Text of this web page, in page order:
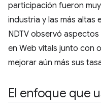
participación fueron
industria y las más altas
NDTV observó
en Web vitals junto con
mejorar aún más sus
El enfoque que